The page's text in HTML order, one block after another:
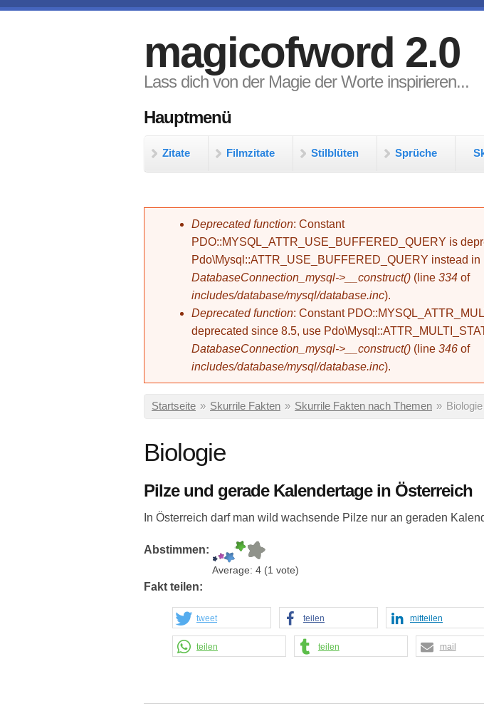
magicofword 2.0
Lass dich von der Magie der Worte inspirieren...
Hauptmenü
Zitate Filmzitate Stilblüten Sprüche
Fehlermeldung
Deprecated function: Constant
PDO::MYSQL_ATTR_USE_BUFFERED_QUERY is
Pdo\Mysql::ATTR_USE_BUFFERED_QUERY instead in
DatabaseConnection_mysql->__construct() (line 334 of
includes/database/mysql/database.inc).
Deprecated function: Constant
deprecated since 8.5, use
DatabaseConnection_mysql->__construct() (line 346 of
includes/database/mysql/database.inc).
Sie sind hier
Startseite » Skurrile Fakten » Skurrile Fakten nach Themen » Biologie
Biologie
Pilze und gerade Kalendertage in Österreich
In Österreich darf man wild wachsende Pilze nur an geraden
Abstimmen:
Average: 4 (1 vote)
Fakt teilen:
tweet teilen mitteilen
teilen teilen mail